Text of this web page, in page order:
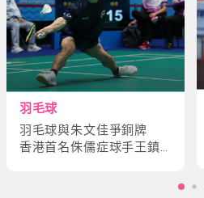
羽毛球
羽毛球與朱文佳爭銅牌
香港首名侏儒症球手王鎮